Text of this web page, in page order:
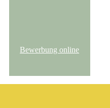
Bewerbung online